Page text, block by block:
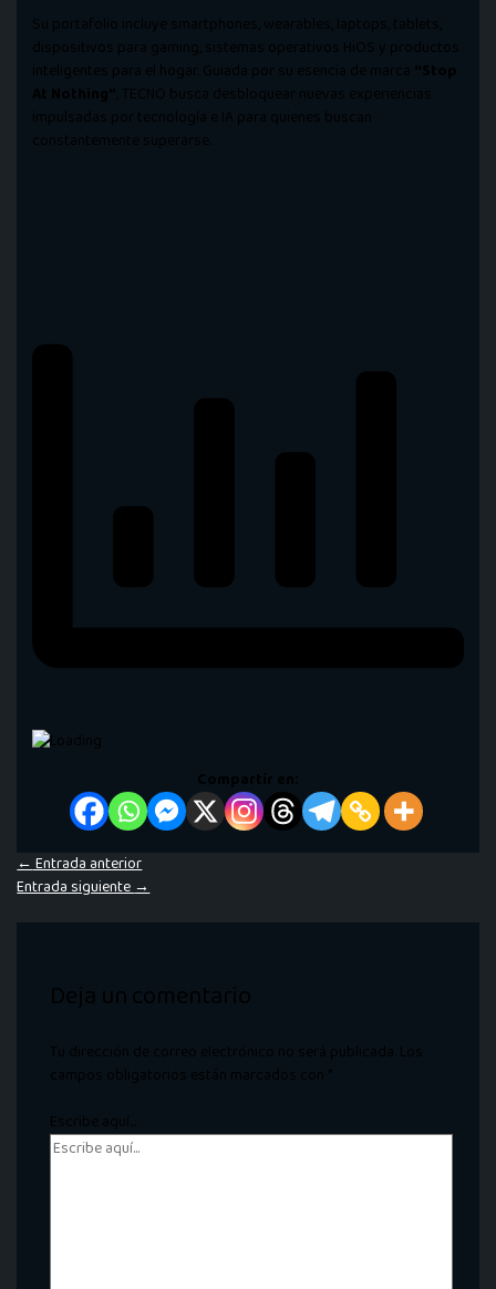
Su portafolio incluye smartphones, wearables, laptops, tablets,
dispositivos para gaming, sistemas operativos HiOS y productos
inteligentes para el hogar. Guiada por su esencia de marca “Stop
At Nothing” , TECNO busca desbloquear nuevas experiencias
impulsadas por tecnología e IA para quienes buscan
constantemente superarse.
Compartir en:
←Entrada anterior
Entrada siguiente→
Deja un comentario
Tu dirección de correo electrónico no será publicada. Los
campos obligatorios están marcados con *
Escribe aquí...